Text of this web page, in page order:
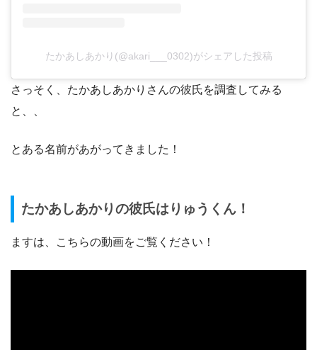
たかあしあかり(@akari___0302)がシェアした投稿
さっそく、たかあしあかりさんの彼氏を調査してみる
と、、
とある名前があがってきました！
たかあしあかりの彼氏はりゅうくん！
ますは、こちらの動画をご覧ください！